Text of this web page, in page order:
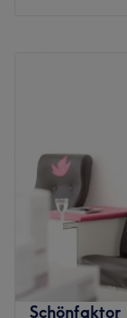
Sonntag
Bamberger auf
gegen den
Makel? Dann
Experten, die
passenden
Schönfaktor